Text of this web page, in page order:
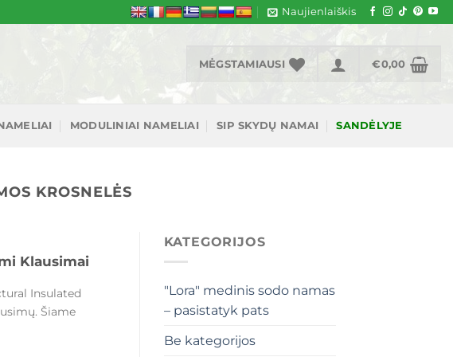
Naujienlaiškis
MĖGSTAMIAUSI €0,00
MODULINIAI NAMELIAI SIP SKYDŲ NAMAI SANDĖLYJE
KROSNELĖS
Klausimai
Insulated
Šiame
KATEGORIJOS
"Lora" medinis sodo namas
– pasistatyk pats
Be kategorijos